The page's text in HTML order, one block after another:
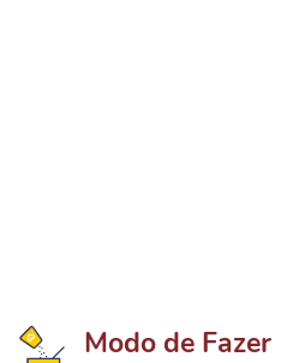
Modo de Fazer